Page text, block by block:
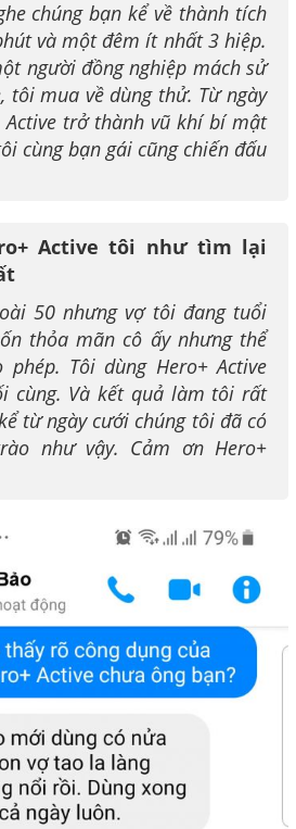
chúng bạn kể về thành tích
và một đêm ít nhất 3 hiệp.
người đồng nghiệp mách sử
tôi mua về dùng thử. Từ ngày
Active trở thành vũ khí bí mật
cùng bạn gái cũng chiến đấu
Active tôi như tìm lại
50 nhưng vợ tôi đang tuổi
thỏa mãn cô ấy nhưng thể
Tôi dùng Hero+ Active
cùng. Và kết quả làm tôi rất
từ ngày cưới chúng tôi đã có
như vậy. Cảm ơn Hero+